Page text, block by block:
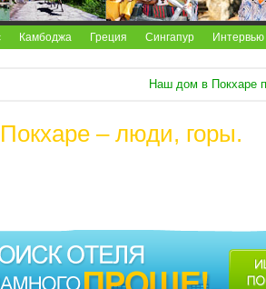
Камбоджа Греция Сингапур Интервью
Наш дом в Покхаре
– люди, горы.